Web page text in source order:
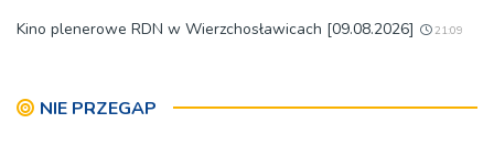
Kino plenerowe RDN w Wierzchosławicach [09.08.2026] 21:09
NIE PRZEGAP